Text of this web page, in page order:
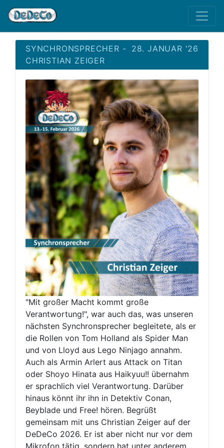
28. JANUAR '26
SYNCHRONSPRECHER -
CHRISTIAN ZEIGER
"Mit großer Macht kommt große
Verantwortung!", war auch das, was unseren
nächsten Synchronsprecher begleitete, als er
die Rollen von Tom Holland als Spider Man
und von Lloyd aus Lego Ninjago annahm.
Auch als Armin Arlert aus Attack on Titan
oder Shoyo Hinata aus Haikyuu!! übernahm
er sprachlich viel Verantwortung. Darüber
hinaus könnt ihr ihn in Detektiv Conan,
Beyblade und Free! hören. Begrüßt
gemeinsam mit uns Christian Zeiger auf der
DeDeCo 2026. Er ist aber nicht nur vor dem
Mikrofon tätig, sondern hat unter anderem